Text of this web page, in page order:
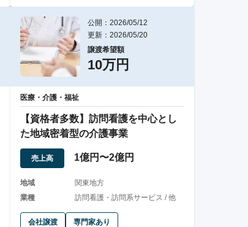
公開：2026/05/12
更新：2026/05/20
譲渡希望額
10万円
医療・介護・福祉
【資格者多数】訪問看護を中心とし
た地域密着型の介護事業
売上高 1億円〜2億円
地域
関東地方
業種
訪問看護・訪問系サービス / 他
会社譲渡 専門家あり